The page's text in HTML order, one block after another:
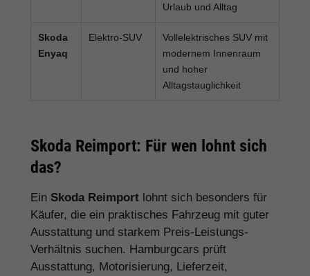
Urlaub und Alltag
Skoda
Enyaq
Elektro-SUV
Vollelektrisches SUV mit
modernem Innenraum
und hoher
Alltagstauglichkeit
Skoda Reimport: Für wen lohnt sich
das?
Ein Skoda Reimport lohnt sich besonders für
Käufer, die ein praktisches Fahrzeug mit guter
Ausstattung und starkem Preis-Leistungs-
Verhältnis suchen. Hamburgcars prüft
Ausstattung, Motorisierung, Lieferzeit,